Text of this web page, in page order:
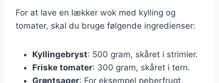
For at lave en lækker wok med kylling og
tomater, skal du bruge følgende ingredienser:
Kyllingebryst: 500 gram, skåret i strimler.
Friske tomater: 300 gram, skåret i tern.
Grøntsager: For eksempel peberfrugt,